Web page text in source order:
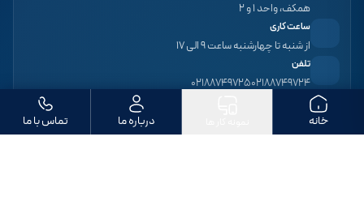
همکف، واحد ۱ و ۲
ساعت کاری
از شنبه تا چهارشنبه ساعت ۹ الی ۱۷
تلفن
۰۲۱۸۸۷۴۹۷۲۴۰۲۱۸۸۷۴۹۷۲۵
مجوز های دیجیتال
خانه درباره ما تماس با ما